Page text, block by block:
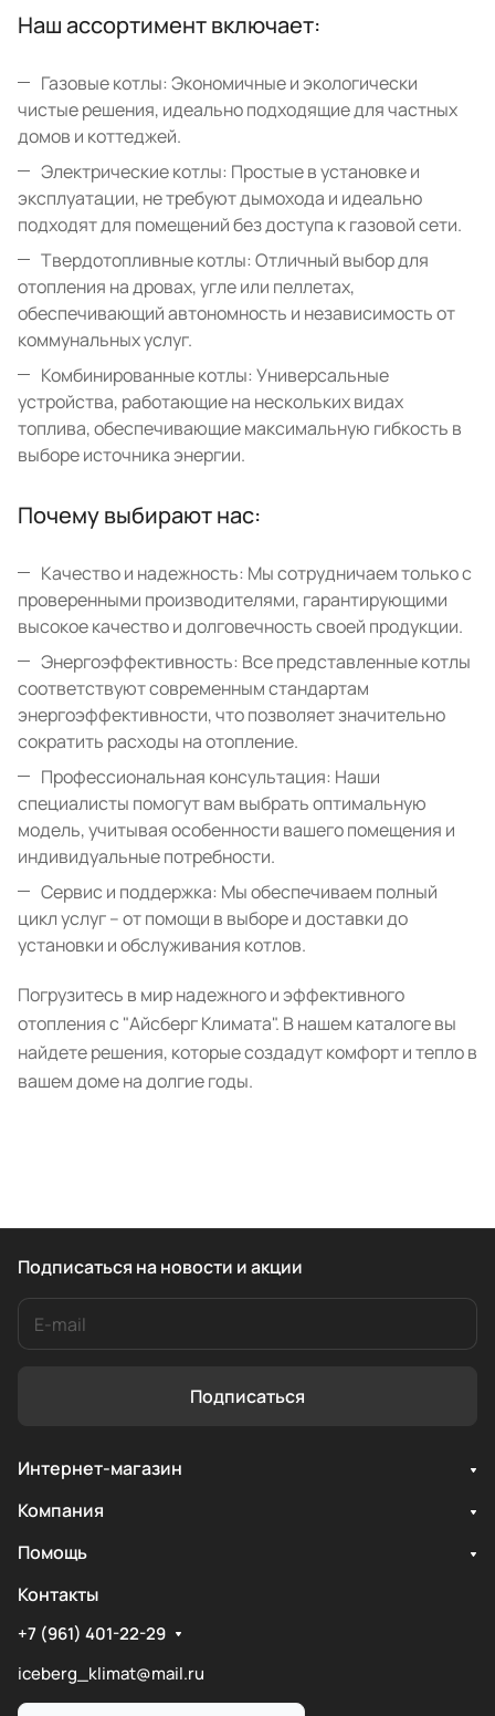
Наш ассортимент включает:
Газовые котлы: Экономичные и экологически
чистые решения, идеально подходящие для частных
домов и коттеджей.
Электрические котлы: Простые в установке и
эксплуатации, не требуют дымохода и идеально
подходят для помещений без доступа к газовой сети.
Твердотопливные котлы: Отличный выбор для
отопления на дровах, угле или пеллетах,
обеспечивающий автономность и независимость от
коммунальных услуг.
Комбинированные котлы: Универсальные
устройства, работающие на нескольких видах
топлива, обеспечивающие максимальную гибкость в
выборе источника энергии.
Почему выбирают нас:
Качество и надежность: Мы сотрудничаем только с
проверенными производителями, гарантирующими
высокое качество и долговечность своей продукции.
Энергоэффективность: Все представленные котлы
соответствуют современным стандартам
энергоэффективности, что позволяет значительно
сократить расходы на отопление.
Профессиональная консультация: Наши
специалисты помогут вам выбрать оптимальную
модель, учитывая особенности вашего помещения и
индивидуальные потребности.
Сервис и поддержка: Мы обеспечиваем полный
цикл услуг – от помощи в выборе и доставки до
установки и обслуживания котлов.
Погрузитесь в мир надежного и эффективного
отопления с "Айсберг Климата". В нашем каталоге вы
найдете решения, которые создадут комфорт и тепло в
вашем доме на долгие годы.
Подписаться на новости и акции
Подписаться
Интернет-магазин
Компания
Помощь
Контакты
+7 (961) 401-22-29
iceberg_klimat@mail.ru